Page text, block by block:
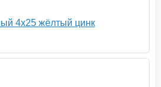
4х25 жёлтый цинк